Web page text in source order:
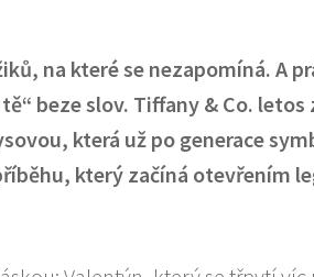
na které se nezapomíná. A
beze slov. Tiffany & Co.
která už po generace
který začíná otevřením